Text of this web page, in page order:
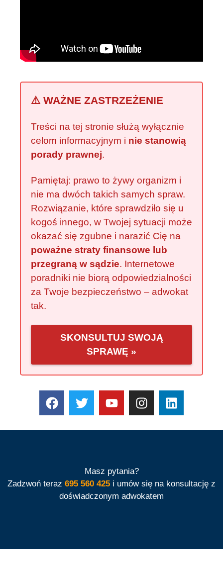
⚠️ WAŻNE ZASTRZEŻENIE
Treści na tej stronie służą wyłącznie
celom informacyjnym i nie stanowią
porady prawnej.
Pamiętaj: prawo to żywy organizm i
nie ma dwóch takich samych spraw.
Rozwiązanie, które sprawdziło się u
kogoś innego, w Twojej sytuacji może
okazać się zgubne i narazić Cię na
poważne straty finansowe lub
przegraną w sądzie. Internetowe
poradniki nie biorą odpowiedzialności
za Twoje bezpieczeństwo – adwokat
tak.
SKONSULTUJ SWOJĄ
SPRAWĘ »
Masz pytania?
Zadzwoń teraz 695 560 425 i umów się na konsultację z
doświadczonym adwokatem